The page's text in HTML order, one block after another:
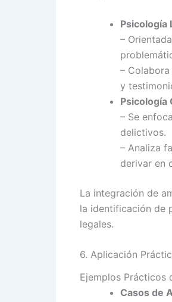
Psicología
–
–
y
Psicología
– Se
delictivos.
– Analiza
derivar en
La integración de
la identificación de
legales.
6. Aplicación
Ejemplos Prácticos
Casos de